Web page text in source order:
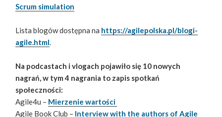
Scrum simulation
Lista blogów dostępna na https://agilepolska.pl/blogi-
agile.html.
Na podcastach i vlogach pojawiło się 10 nowych
nagrań, w tym 4 nagrania to zapis spotkań
społeczności:
Agile4u – Mierzenie wartości
Agile Book Club – Interview with the authors of Agile